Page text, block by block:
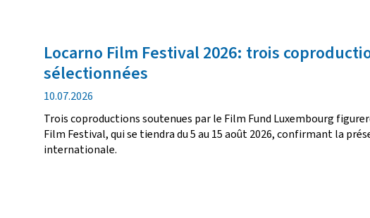
Locarno Film Festival 2026: trois
sélectionnées
date
de
publication
10.07.2026
Trois coproductions soutenues par le Film Fund Luxembourg
Film Festival, qui se tiendra du 5 au 15 août 2026, confirmant la
internationale.